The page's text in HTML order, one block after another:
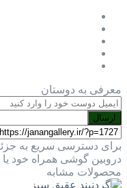
معرفی به دوستان
ارسال
برای دسترسی سریع به
دروبین گوشی همراه خود یا
محصولات مشابه